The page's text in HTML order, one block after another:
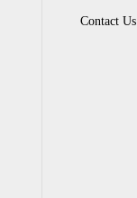
Contact Us